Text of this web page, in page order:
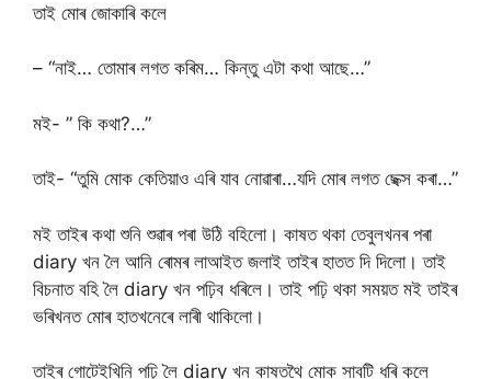
তাই মোৰ জোকাৰি কলে
– “নাই… তোমাৰ লগত কৰিম… কিন্তু এটা কথা আছে…”
মই- ” কি কথা?…”
তাই- “তুমি মোক কেতিয়াও এৰি যাব নোৱাৰা…যদি মোৰ লগত ছেক্স কৰা…”
মই তাইৰ কথা শুনি শুৱাৰ পৰা উঠি বহিলো। কাষত থকা তেবুলখনৰ পৰা
diary খন লৈ আনি ৰোমৰ লাআইত জলাই তাইৰ হাতত দি দিলো। তাই
বিচনাত বহি লৈ diary খন পঢ়িব ধৰিলে। তাই পঢ়ি থকা সময়ত মই তাইৰ
ভৰিখনত মোৰ হাতখনেৰে লাৰী থাকিলো।
তাইৰ গোটেইখিনি পঢ়ি লৈ diary খন কাষতথৈ মোক সাবটি ধৰি কলে